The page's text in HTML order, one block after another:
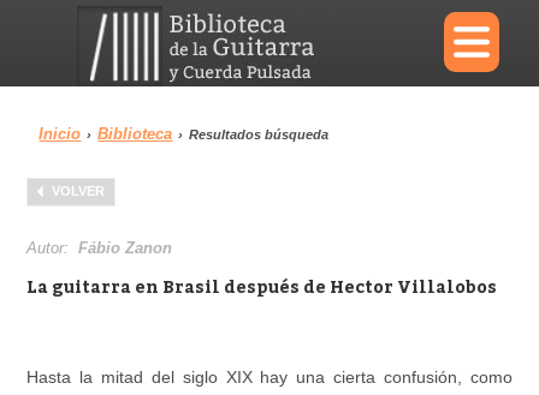
×
Menu
Biblioteca
Área personal Reproductor
Inicio › Biblioteca › Resultados búsqueda
VOLVER
Autor:Fábio Zanon
La guitarra en Brasil después de Hector Villalobos
Hasta la mitad del siglo XIX hay una cierta confusión, como